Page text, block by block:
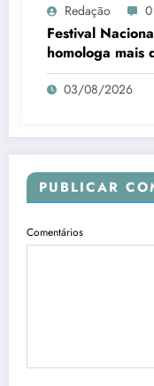
Redação 0
Festival
homologa mais
03/08/2026
PUBLICAR
Comentários